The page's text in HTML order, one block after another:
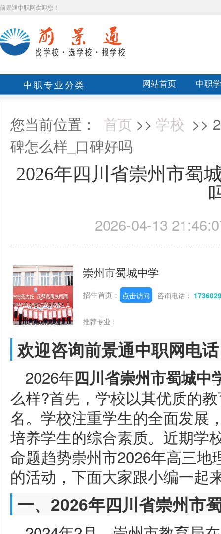
前景通中职网欢迎您！
中职专业分类 网站首页 中职
您当前位置： 首页 >> 学校 >>
碑怎么样_口碑好吗
2026年四川省崇州市蜀
2026-04-13
崇州市蜀城中学
招生首页： 点击访问 咨询电话：
推荐专业：
欢迎咨询前景通中职网电
2026年四川省崇州市蜀城中
么样?首先，学校以其优质的
名。学校注重学生的全面发展
培养学生的综合素质。近期学
命题趋势崇州市2026年高三
的活动，下面大家跟小编一起
一、2026年四川省崇州市